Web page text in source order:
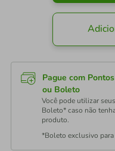
Pague com
ou Boleto
Você pode utilizar
Boleto* caso não
produto.
*Boleto exclusivo para